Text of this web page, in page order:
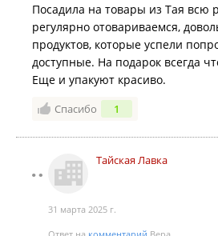
Посадила на товары из Тая всю
регулярно отовариваемся,
продуктов, которые успели
доступные. На подарок всегда
Еще и упакуют красиво.
Спасибо 1
Тайская Лавка
31 марта 2025 г.